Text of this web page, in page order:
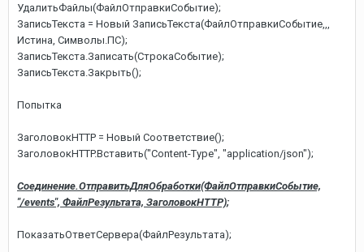
УдалитьФайлы(ФайлОтправкиСобытие);
ЗаписьТекста = Новый ЗаписьТекста(ФайлОтправкиСобытие,,,
Истина, Символы.ПС);
ЗаписьТекста.Записать(СтрокаСобытие);
ЗаписьТекста.Закрыть();
Попытка
ЗаголовокHTTP = Новый Соответствие();
ЗаголовокHTTP.Вставить("Content-Type", "application/json");
Соединение.ОтправитьДляОбработки(ФайлОтправкиСобытие,
"/events", ФайлРезультата, ЗаголовокHTTP);
ПоказатьОтветСервера(ФайлРезультата);